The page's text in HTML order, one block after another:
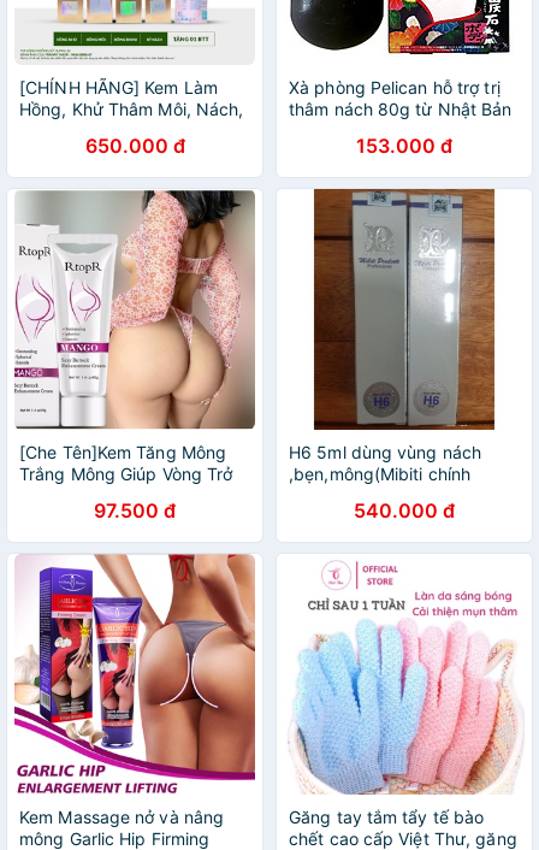
[CHÍNH HÃNG] Kem Làm
Hồng, Khử Thâm Môi, Nách,
XXVirgin - Gcell 5ml Hàn
Quốc.
650.000 đ
Xà phòng Pelican hỗ trợ trị
thâm nách 80g từ Nhật Bản
153.000 đ
[Che Tên]Kem Tăng Mông
Trắng Mông Giúp Vòng Trở
Rũ Mango Sexy Buttock
Enhance ment Cream
97.500 đ
H6 5ml dùng vùng nách
,bẹn,mông(Mibiti chính
540.000 đ
Kem Massage nở và nâng
mông Garlic Hip Firming
Găng tay tắm tẩy tế bào
chết cao cấp Việt Thư, găng